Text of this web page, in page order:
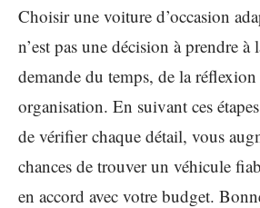
Choisir une voiture d’occasion
n’est pas une décision à prendre à
demande du temps, de la
organisation. En suivant ces
de vérifier chaque détail, vous
chances de trouver un véhicule
en accord avec votre budget.